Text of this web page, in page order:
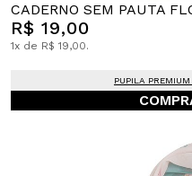
CADERNO SEM PAUTA
R$ 19,00
1x de R$ 19,00.
PUPILA